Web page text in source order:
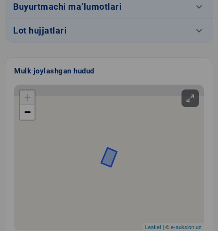
Buyurtmachi ma’lumotlari keyboard_arrow_down
Lot hujjatlari keyboard_arrow_down
Mulk joylashgan hudud
+
−
Leaflet | ©e-auksion.uz